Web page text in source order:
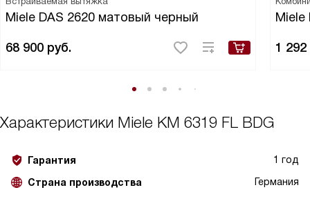
Miele DAS 2620 матовый черный
68 900 руб.
Miele
1 292
Характеристики Miele KM 6319 FL BDG
Гарантия 1 год
Страна производства Германия